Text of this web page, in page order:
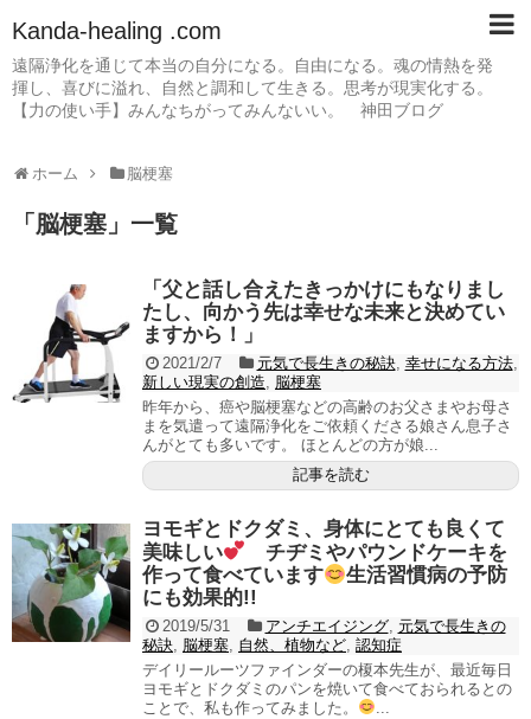
Kanda-healing .com
遠隔浄化を通じて本当の自分になる。自由になる。魂の情熱を発
揮し、喜びに溢れ、自然と調和して生きる。思考が現実化する。
【力の使い手】みんなちがってみんないい。 神田ブログ
ホーム 脳梗塞
「 脳梗塞 」 一覧
「父と話し合えたきっかけにもなりまし
たし、向かう先は幸せな未来と決めてい
ますから！」
2021/2/7 元気で長生きの秘訣, 幸せになる方法,
新しい現実の創造, 脳梗塞
昨年から、癌や脳梗塞などの高齢のお父さまやお母さ
まを気遣って遠隔浄化をご依頼くださる娘さん息子さ
んがとても多いです。 ほとんどの方が娘...
記事を読む
ヨモギとドクダミ、身体にとても良くて
美味しい
チヂミやパウンドケーキを
作って食べています
生活習慣病の予防
にも効果的!!
2019/5/31 アンチエイジング, 元気で長生きの
秘訣, 脳梗塞, 自然、植物など, 認知症
デイリールーツファインダーの榎本先生が、最近毎日
ヨモギとドクダミのパンを焼いて食べておられるとの
ことで、私も作ってみました。
...